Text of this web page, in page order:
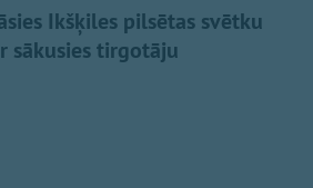
Ikšķiles pilsētas svētku
sākusies tirgotāju